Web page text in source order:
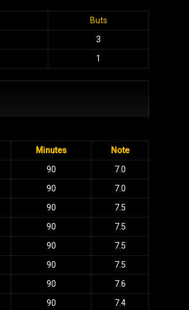
Buts
3
1
Minutes
Note
90
7.0
90
7.0
90
7.5
90
7.5
90
7.5
90
7.5
90
7.6
90
7.4